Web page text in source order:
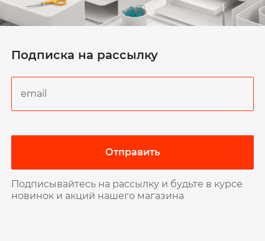
Подписка на рассылку
Отправить
Подписывайтесь на рассылку и будьте в курсе
новинок и акций нашего магазина